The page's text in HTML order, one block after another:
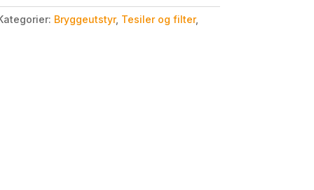
Bryggeutstyr, Tesiler og filter,